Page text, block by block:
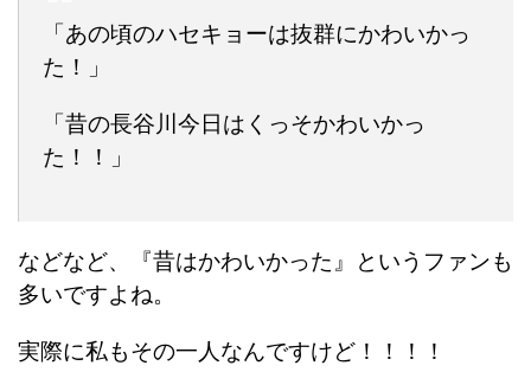
「あの頃のハセキョーは抜群にかわいかっ
た！」
「昔の長谷川今日はくっそかわいかっ
た！！」
などなど、『昔はかわいかった』というファンも
多いですよね。
実際に私もその一人なんですけど！！！！